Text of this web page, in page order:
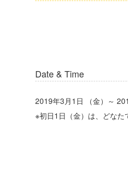
Date & Time
2019年3月1日 （金）～
※初日1日（金）は、どなた